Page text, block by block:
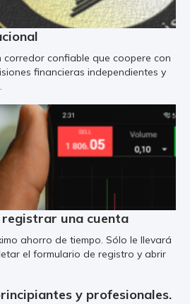
corredor confiable que coopere con
financieras independientes y
una cuenta
ahorro de tiempo. Sólo le llevará
el formulario de registro y abrir
y profesionales.